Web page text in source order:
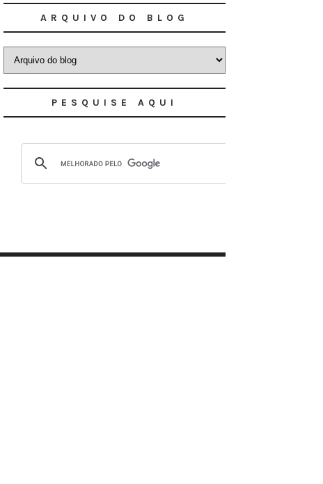
ARQUIVO DO BLOG
PESQUISE AQUI